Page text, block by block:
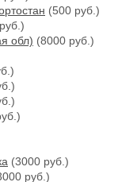
(500 руб.)
обл) (8000 руб.)
(3000 руб.)
руб.)